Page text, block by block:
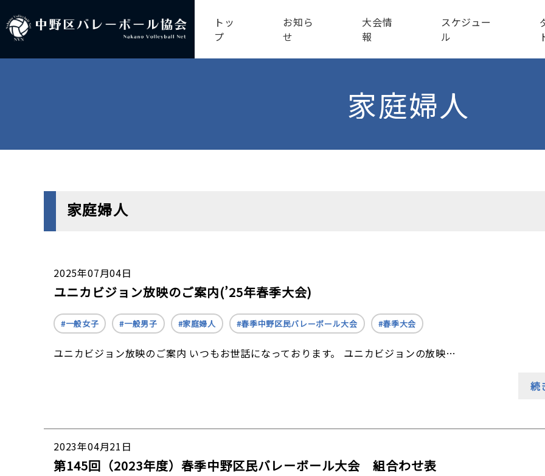
トッ
プ
お知ら
せ
大会情
報
スケジュー
ル
家庭婦人
家庭婦人
2025年07月04日
ユニカビジョン放映のご案内(’25年春季大会)
一般女子 一般男子 家庭婦人 春季中野区民バレーボール大会 春季大会
ユニカビジョン放映のご案内 いつもお世話になっております。 ユニカビジョンの放映…
続
2023年04月21日
第145回（2023年度）春季中野区民バレーボール大会 組合わせ表